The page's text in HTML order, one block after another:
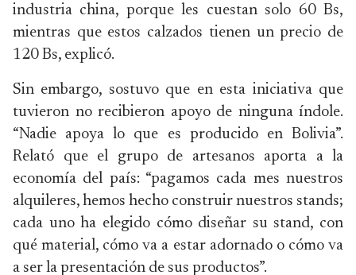
industria china, porque les cuestan solo 60 Bs,
mientras que estos calzados tienen un precio de
120 Bs, explicó.
Sin embargo, sostuvo que en esta iniciativa que
tuvieron no recibieron apoyo de ninguna índole.
“Nadie apoya lo que es producido en Bolivia”.
Relató que el grupo de artesanos aporta a la
economía del país: “pagamos cada mes nuestros
alquileres, hemos hecho construir nuestros stands;
cada uno ha elegido cómo diseñar su stand, con
qué material, cómo va a estar adornado o cómo va
a ser la presentación de sus productos”.